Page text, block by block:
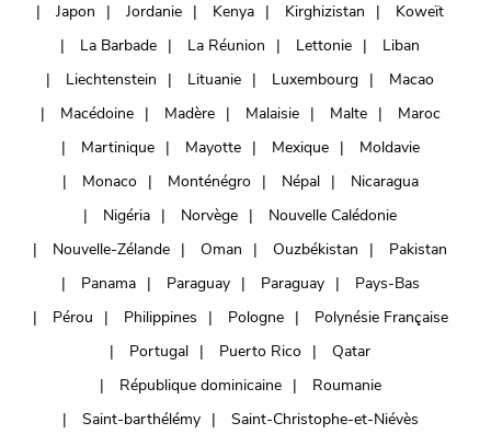
Japon
Jordanie Kenya Kirghizistan
Koweït
La Barbade
La Réunion Lettonie
Liban
Liechtenstein
Lituanie Luxembourg
Macao
Macédoine
Madère Malaisie Malte
Maroc
Martinique
Mayotte Mexique
Moldavie
Monaco
Monténégro Népal
Nicaragua
Nigéria
Norvège
Nouvelle Calédonie
Nouvelle-Zélande
Oman Ouzbékistan
Pakistan
Panama
Paraguay Paraguay
Pays-Bas
Pérou
Philippines Pologne
Polynésie Française
Portugal
Puerto Rico
Qatar
République dominicaine
Roumanie
Saint-barthélémy
Saint-Christophe-et-Niévès